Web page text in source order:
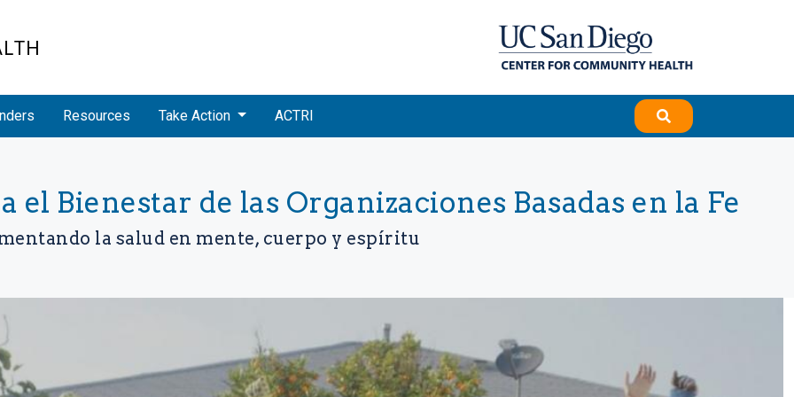
Resources Take Action ACTRI
el Bienestar de las Organizaciones Basadas en la Fe
la salud en mente, cuerpo y espíritu